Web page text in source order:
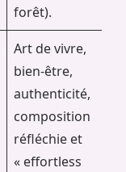
forêt).
Art de vivre,
bien-être,
authenticité,
composition
réfléchie et
« effortless